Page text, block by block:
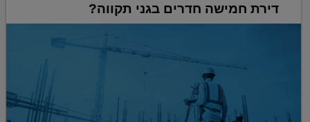
דירת חמישה חדרים בגני תקווה?